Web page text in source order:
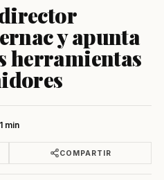
y apunta
herramientas
1 min
COMPARTIR